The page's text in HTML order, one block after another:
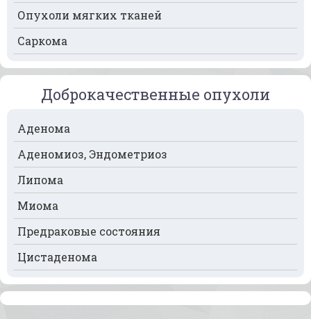
Рак мочевого пузыря
Рак носа
Рак печени
Рак пищевода
Рак поджелудочной железы
Рак предстательной железы
Рак почек
Рак селезёнки
Рак сердца
Рак спинного мозга
Рак шейки матки
Опухоли мягких тканей
Саркома
Доброкачественные опухоли
Аденома
Аденомиоз, Эндометриоз
Липома
Миома
Предраковые состояния
Цистаденома